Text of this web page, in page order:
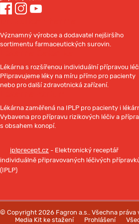
Významný výrobce a dodavatel nejširšího
sortimentu farmaceutických surovin.
Lékárna s rozšířenou individuální přípravou
Připravujeme léky na míru přímo pro pacienty
nebo pro další zdravotnická zařízení.
Lékárna zaměřená na IPLP pro pacienty i
Vybavena pro přípravu rizikových léčiv a
s obsahem konopí.
iplprecept.cz - Elektronický receptář
individuálně připravovaných léčivých
(IPLP)
© Copyright 2026 Fagron a.s.. Všechna práva
Media Kit ke stažení
Prohlášení